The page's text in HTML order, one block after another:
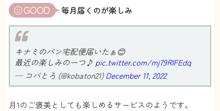
毎月届くのが楽しみ
キナミのパン宅配便届いたぁ😊
最近の楽しみの一つ♪ pic.twitter.com/mj79RlFEdq
— コバとろ (@kobaton21)December 11, 2022
月1のご褒美としても楽しめるサービスのようです。